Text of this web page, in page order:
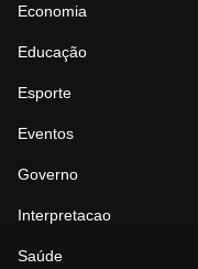
Economia
Educação
Esporte
Eventos
Governo
Interpretacao
Saúde